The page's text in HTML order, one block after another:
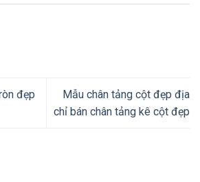
đẹp
Mẫu chân tảng cột đẹp địa
chỉ bán chân tảng kê cột đẹp